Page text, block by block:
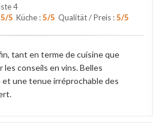
4
5/5 Küche :5/5 Qualität / Preis :5/5
tant en terme de cuisine que
les conseils en vins. Belles
une tenue irréprochable des